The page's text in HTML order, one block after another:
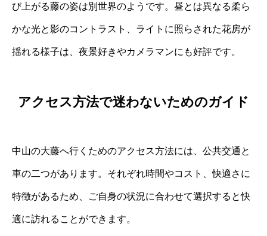
び上がる藤の姿は別世界のようです。昼とは異なる柔ら
かな光と影のコントラスト、ライトに照らされた花房が
揺れる様子は、夜景好きやカメラマンにも好評です。
アクセス方法で迷わないためのガイド
中山の大藤へ行くためのアクセス方法には、公共交通と
車の二つがあります。それぞれ時間やコスト、快適さに
特徴があるため、ご自身の状況に合わせて選択すると快
適に訪れることができます。